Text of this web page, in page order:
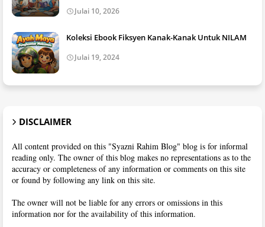
Julai 10, 2026
Koleksi Ebook Fiksyen Kanak-Kanak Untuk NILAM
Julai 19, 2024
DISCLAIMER
All content provided on this "Syazni Rahim Blog" blog is for informal
reading only. The owner of this blog makes no representations as to the
accuracy or completeness of any information or comments on this site
or found by following any link on this site.
The owner will not be liable for any errors or omissions in this
information nor for the availability of this information.